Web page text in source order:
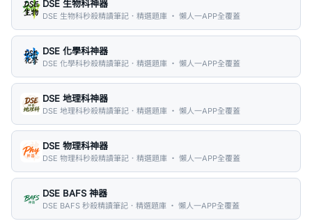
DSE 生物科神器
DSE 生物科秒殺精讀筆記．精選題庫 ・ 懶人一APP全覆蓋
DSE 化學科神器
DSE 化學科秒殺精讀筆記．精選題庫 ・ 懶人一APP全覆蓋
DSE 地理科神器
DSE 地理科秒殺精讀筆記．精選題庫 ・ 懶人一APP全覆蓋
DSE 物理科神器
DSE 物理科秒殺精讀筆記．精選題庫 ・ 懶人一APP全覆蓋
DSE BAFS 神器
DSE BAFS 秒殺精讀筆記．精選題庫 ・ 懶人一APP全覆蓋